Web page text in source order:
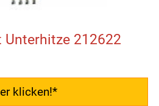
Unterhitze 212622
klicken!*